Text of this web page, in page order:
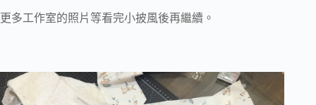
更多工作室的照片等看完小披風後再繼續。